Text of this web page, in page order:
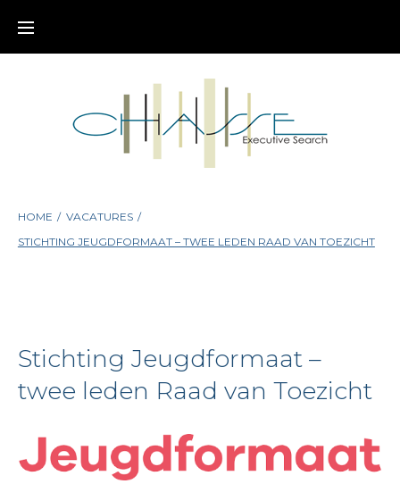
HOME / VACATURES /
STICHTING JEUGDFORMAAT – TWEE LEDEN RAAD VAN TOEZICHT
Stichting Jeugdformaat –
twee leden Raad van Toezicht